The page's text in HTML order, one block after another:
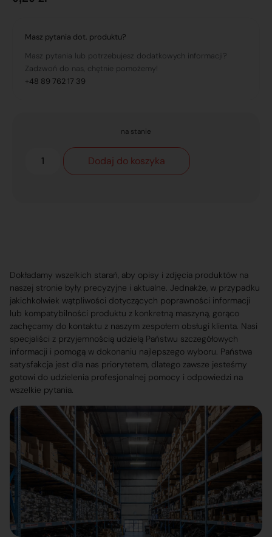
Masz pytania dot. produktu?
Masz pytania lub potrzebujesz dodatkowych informacji?
Zadzwoń do nas, chętnie pomożemy!
+48 89 762 17 39
na stanie
Dodaj do koszyka
Dokładamy wszelkich starań, aby opisy i zdjęcia produktów na
naszej stronie były precyzyjne i aktualne. Jednakże, w przypadku
jakichkolwiek wątpliwości dotyczących poprawności informacji
lub kompatybilności produktu z konkretną maszyną, gorąco
zachęcamy do kontaktu z naszym zespołem obsługi klienta. Nasi
specjaliści z przyjemnością udzielą Państwu szczegółowych
informacji i pomogą w dokonaniu najlepszego wyboru. Państwa
satysfakcja jest dla nas priorytetem, dlatego zawsze jesteśmy
gotowi do udzielenia profesjonalnej pomocy i odpowiedzi na
wszelkie pytania.